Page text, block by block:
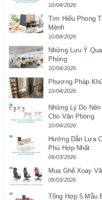
10/04/2026
Tìm Hiểu Phong
Mệnh
10/04/2026
Những Lưu Ý
Phòng
10/04/2026
Phương Pháp
10/04/2026
Những Lý Do
Cho Văn Phòng
10/04/2026
Hướng Dẫn Lựa
Phù Hợp Nhất
09/03/2026
Mua Ghế Xoay
09/03/2026
Tổng Hợp 5 Mẫu